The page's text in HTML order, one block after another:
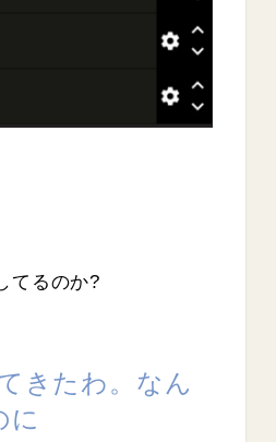
てるのか?
きたわ。なん
に